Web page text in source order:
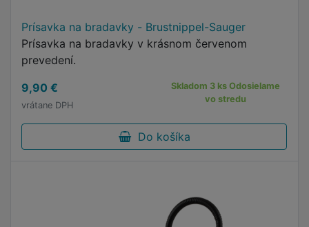
Prísavka na bradavky - Brustnippel-Sauger
Prísavka na bradavky v krásnom červenom
prevedení.
9,90 €
vrátane DPH
Skladom 3 ks Odosielame
vo stredu
Do košíka